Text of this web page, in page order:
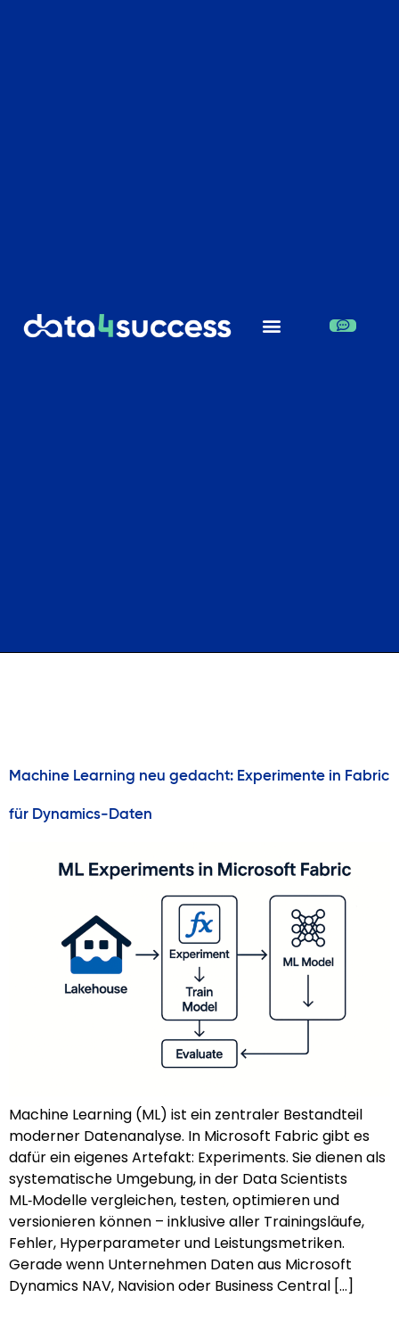
Machine Learning neu gedacht: Experimente in Fabric
für Dynamics‑Daten
Machine Learning (ML) ist ein zentraler Bestandteil
moderner Datenanalyse. In Microsoft Fabric gibt es
dafür ein eigenes Artefakt: Experiments. Sie dienen als
systematische Umgebung, in der Data Scientists
ML‑Modelle vergleichen, testen, optimieren und
versionieren können – inklusive aller Trainingsläufe,
Fehler, Hyperparameter und Leistungsmetriken.
Gerade wenn Unternehmen Daten aus Microsoft
Dynamics NAV, Navision oder Business Central […]